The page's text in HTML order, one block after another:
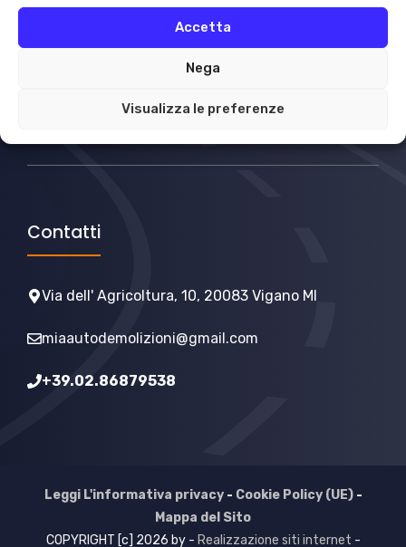
Accetta
Nega
Visualizza le preferenze
Soccorso Stradale Milano H24 con interventi rapidi per
assistenza immediata in tutta Milano.
Contatti
Via dell' Agricoltura, 10, 20083 Vigano MI
miaautodemolizioni@gmail.com
+39.02.86879538
Leggi L'informativa privacy- Cookie Policy (UE)-
Mappa del Sito
COPYRIGHT [c] 2026 by - Realizzazione siti internet -